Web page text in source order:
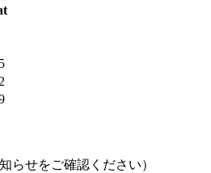
らせをご確認ください）